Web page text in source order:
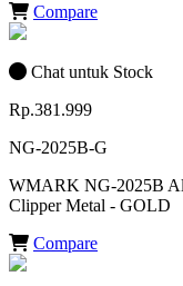
Compare
Chat untuk Stock
Rp.381.999
NG-2025B-G
WMARK NG-2025B
Clipper Metal - GOLD
Compare